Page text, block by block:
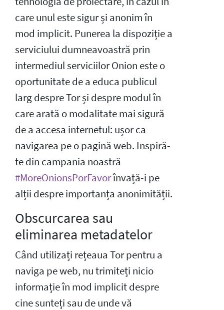
care unul este sigur și anonim în
mod implicit. Punerea la dispoziție a
serviciului dumneavoastră prin
intermediul serviciilor Onion este o
oportunitate de a educa publicul
larg despre Tor și despre modul în
care arată o modalitate mai sigură
de a accesa internetul: ușor ca
navigarea pe o pagină web. Inspiră-
te din campania noastră
#MoreOnionsPorFavorînvață-i pe
alții despre importanța anonimității.
Obscurcarea sau
eliminarea metadatelor
Când utilizați rețeaua Tor pentru a
naviga pe web, nu trimiteți nicio
informație în mod implicit despre
cine sunteți sau de unde vă